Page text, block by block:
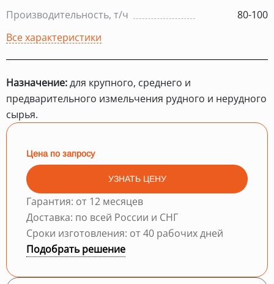
Производительность, т/ч
80-100
Все характеристики
Назначение:для крупного, среднего и
предварительного измельчения рудного и нерудного
сырья.
Цена по запросу
УЗНАТЬ ЦЕНУ
Гарантия: от 12 месяцев
Доставка: по всей России и СНГ
Сроки изготовления: от 40 рабочих дней
Подобрать решение